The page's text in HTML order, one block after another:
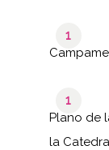
1
1
Plano de
la